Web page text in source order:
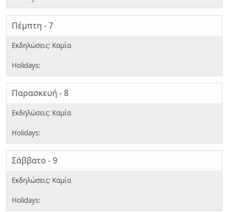
Πέμπτη - 7
Παρασκευή - 8
Σάββατο - 9